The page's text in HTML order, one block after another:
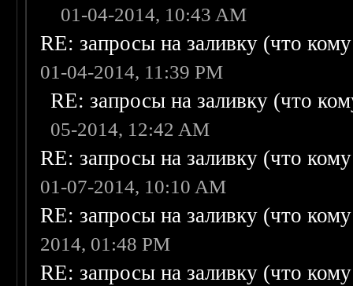
01-04-2014, 10:43 AM
RE: запросы на заливку (что
01-04-2014, 11:39 PM
RE: запросы на заливку (что
05-2014, 12:42 AM
RE: запросы на заливку (что
01-07-2014, 10:10 AM
RE: запросы на заливку (что
2014, 01:48 PM
RE: запросы на заливку (что